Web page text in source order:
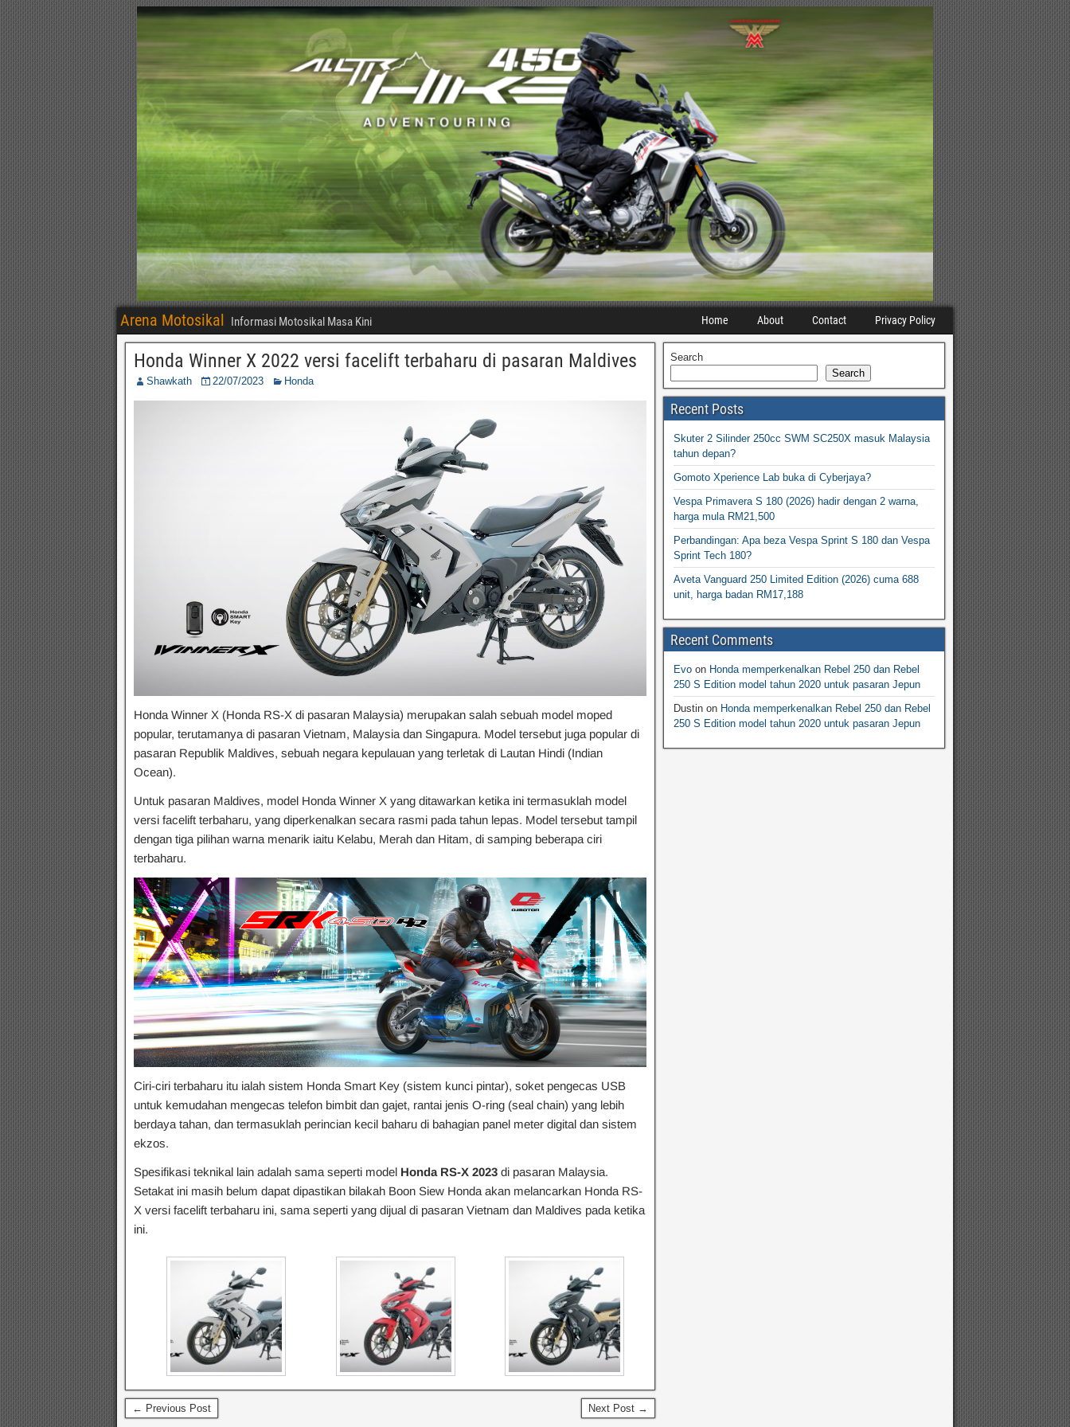
Arena Motosikal Informasi Motosikal Masa Kini Home About Contact Privacy Policy
Honda Winner X 2022 versi facelift terbaharu di pasaran Maldives
Shawkath 22/07/2023 Honda
Honda Winner X (Honda RS-X di pasaran Malaysia) merupakan salah sebuah model moped
popular, terutamanya di pasaran Vietnam, Malaysia dan Singapura. Model tersebut juga popular di
pasaran Republik Maldives, sebuah negara kepulauan yang terletak di Lautan Hindi (Indian
Ocean).
Untuk pasaran Maldives, model Honda Winner X yang ditawarkan ketika ini termasuklah model
versi facelift terbaharu, yang diperkenalkan secara rasmi pada tahun lepas. Model tersebut tampil
dengan tiga pilihan warna menarik iaitu Kelabu, Merah dan Hitam, di samping beberapa ciri
terbaharu.
Ciri-ciri terbaharu itu ialah sistem Honda Smart Key (sistem kunci pintar), soket pengecas USB
untuk kemudahan mengecas telefon bimbit dan gajet, rantai jenis O-ring (seal chain) yang lebih
berdaya tahan, dan termasuklah perincian kecil baharu di bahagian panel meter digital dan sistem
ekzos.
Spesifikasi teknikal lain adalah sama seperti model Honda RS-X 2023 di pasaran Malaysia.
Setakat ini masih belum dapat dipastikan bilakah Boon Siew Honda akan melancarkan Honda RS-
X versi facelift terbaharu ini, sama seperti yang dijual di pasaran Vietnam dan Maldives pada ketika
ini.
← Previous Post Next Post →
Search
Search
Recent Posts
Skuter 2 Silinder 250cc SWM SC250X masuk Malaysia
tahun depan?
Gomoto Xperience Lab buka di Cyberjaya?
Vespa Primavera S 180 (2026) hadir dengan 2 warna,
harga mula RM21,500
Perbandingan: Apa beza Vespa Sprint S 180 dan Vespa
Sprint Tech 180?
Aveta Vanguard 250 Limited Edition (2026) cuma 688
unit, harga badan RM17,188
Recent Comments
Evo on Honda memperkenalkan Rebel 250 dan Rebel
250 S Edition model tahun 2020 untuk pasaran Jepun
Dustin on Honda memperkenalkan Rebel 250 dan Rebel
250 S Edition model tahun 2020 untuk pasaran Jepun